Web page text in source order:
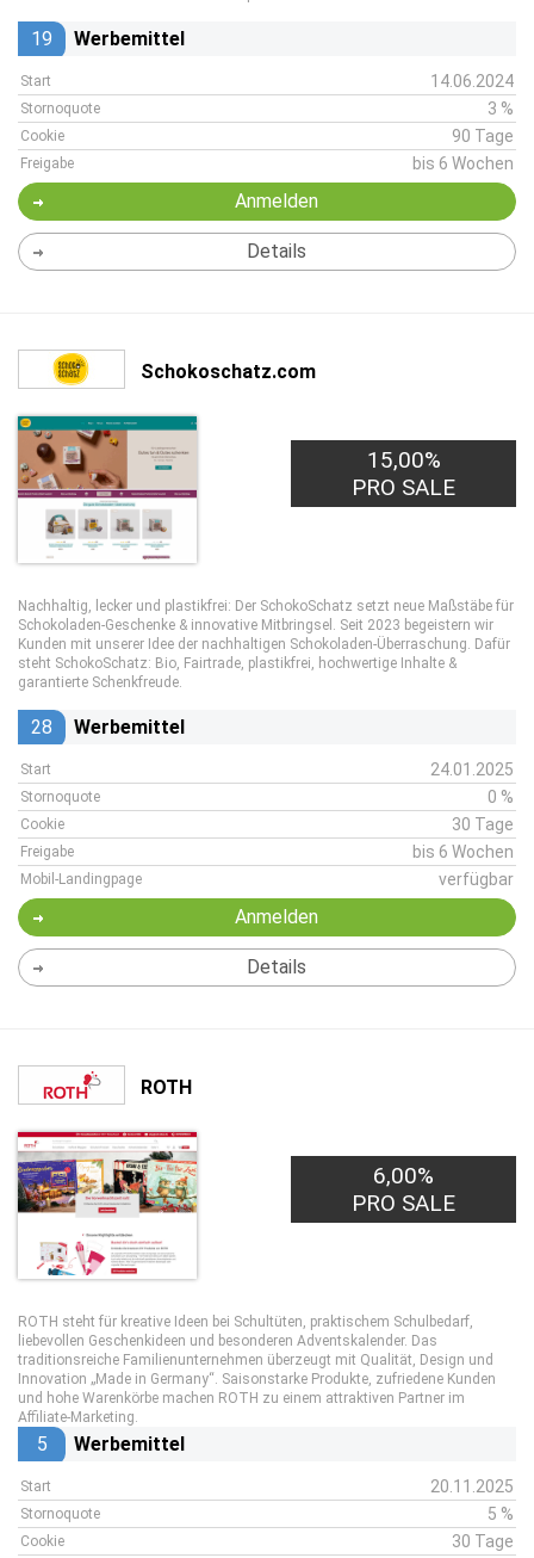
19 Werbemittel
Start 14.06.2024
Stornoquote 3 %
Cookie 90 Tage
Freigabe bis 6 Wochen
Anmelden
Details
Schokoschatz.com
15,00%
PRO SALE
Nachhaltig, lecker und plastikfrei: Der SchokoSchatz setzt neue Maßstäbe für
Schokoladen-Geschenke & innovative Mitbringsel. Seit 2023 begeistern wir
Kunden mit unserer Idee der nachhaltigen Schokoladen-Überraschung. Dafür
steht SchokoSchatz: Bio, Fairtrade, plastikfrei, hochwertige Inhalte &
garantierte Schenkfreude.
28 Werbemittel
Start 24.01.2025
Stornoquote 0 %
Cookie 30 Tage
Freigabe bis 6 Wochen
Mobil-Landingpage verfügbar
Anmelden
Details
ROTH
6,00%
PRO SALE
ROTH steht für kreative Ideen bei Schultüten, praktischem Schulbedarf,
liebevollen Geschenkideen und besonderen Adventskalender. Das
traditionsreiche Familienunternehmen überzeugt mit Qualität, Design und
Innovation „Made in Germany“. Saisonstarke Produkte, zufriedene Kunden
und hohe Warenkörbe machen ROTH zu einem attraktiven Partner im
Affiliate-Marketing.
5 Werbemittel
Start 20.11.2025
Stornoquote 5 %
Cookie 30 Tage